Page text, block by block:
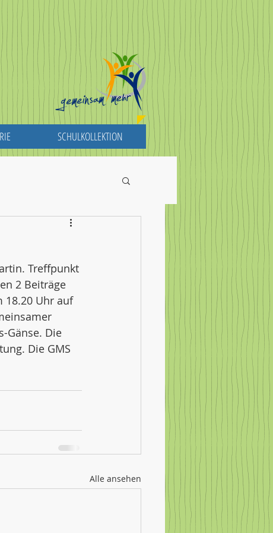
SCHULKOLLEKTION
Treffpunkt
2 Beiträge
18.20 Uhr auf
Gänse. Die
Die GMS
Alle ansehen